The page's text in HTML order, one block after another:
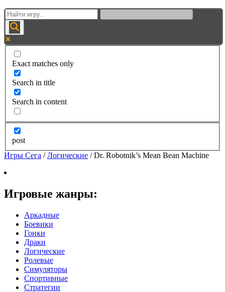
Exact matches only
Search in title
Search in content
post
Игры Сега /Логические /Dr. Robotnik’s Mean Bean Machine
Игровые жанры:
Аркадные
Боевики
Гонки
Драки
Логические
Ролевые
Симуляторы
Спортивные
Стратегии